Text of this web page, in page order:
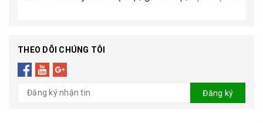
THEO DÕI CHÚNG TÔI
Đăng ký